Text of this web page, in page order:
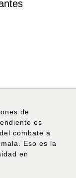
de
es
combate a
Eso es la
en